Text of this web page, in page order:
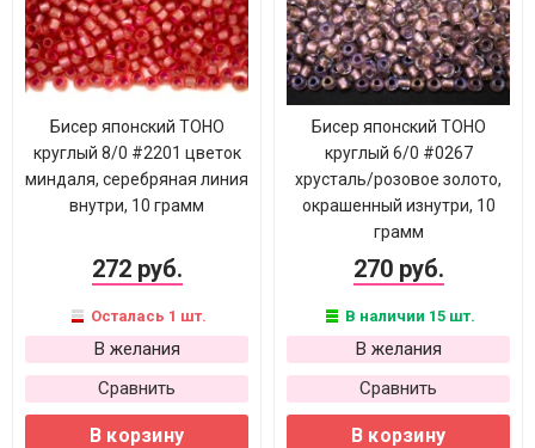
Бисер японский TOHO
круглый 8/0 #2201 цветок
миндаля, серебряная линия
внутри, 10 грамм
272 руб.
Осталась 1 шт.
В желания
Сравнить
В корзину
Бисер японский TOHO
круглый 6/0 #0267
хрусталь/розовое золото,
окрашенный изнутри, 10
грамм
270 руб.
В наличии 15 шт.
В желания
Сравнить
В корзину